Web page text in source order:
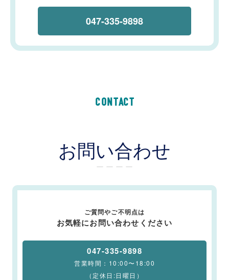
047-335-9898
CONTACT
お問い合わせ
ー ー ー ー
ご質問やご不明点は
お気軽にお問い合わせください
047-335-9898
営業時間：10:00〜18:00
（定休日:日曜日）